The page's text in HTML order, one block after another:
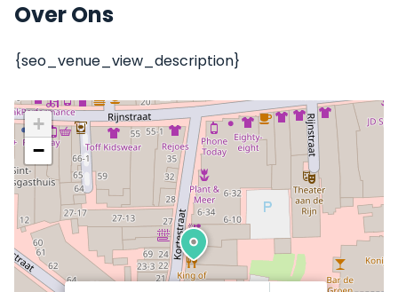
Over Ons
{seo_venue_view_description}
+
−